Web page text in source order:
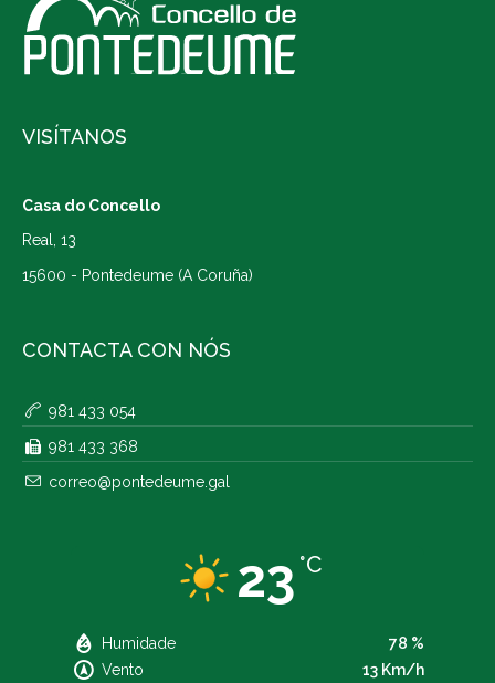
VISÍTANOS
Casa do Concello
Real, 13
15600 - Pontedeume (A Coruña)
CONTACTA CON NÓS
981 433 054
981 433 368
correo@pontedeume.gal
23 °C
Humidade
78 %
Vento
13 Km/h